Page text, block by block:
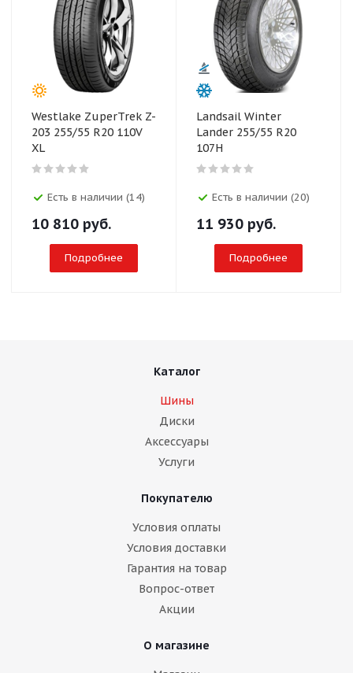
Westlake ZuperTrek Z-
203 255/55 R20 110V
XL
Есть в наличии (14)
10 810 руб.
Подробнее
Landsail Winter
Lander 255/55 R20
107H
Есть в наличии (20)
11 930 руб.
Подробнее
Каталог
Шины
Диски
Аксессуары
Услуги
Покупателю
Условия оплаты
Условия доставки
Гарантия на товар
Вопрос-ответ
Акции
О магазине